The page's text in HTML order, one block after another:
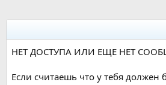
НЕТ ДОСТУПА ИЛИ ЕЩЕ НЕТ
Если считаешь что у тебя